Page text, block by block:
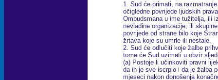
1. Sud će primati, na
očigledne povrijede ljudskih
Ombudsmana u ime tužitelja, ili
nevladine organizacije, ili
povrijede od strane bilo koje
žrtava koje su umrle ili nestale.
2. Sud će odlučiti koje žalbe
tome će Sud uzimati u obzir
(a) Postoje li učinkoviti pravni
da ih je sve iscrpio i da je žalba
mjeseci nakon donošenja